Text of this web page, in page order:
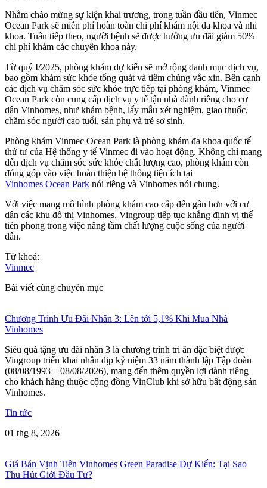
Nhằm chào mừng sự kiện khai trương, trong tuần đầu tiên, Vinmec
Ocean Park sẽ miễn phí hoàn toàn chi phí khám nội đa khoa và nhi
khoa. Tuần tiếp theo, người bệnh sẽ được hưởng ưu đãi giảm 50%
chi phí khám các chuyên khoa này.
Từ quý I/2025, phòng khám dự kiến sẽ mở rộng danh mục dịch vụ,
bao gồm khám sức khỏe tổng quát và tiêm chủng vắc xin. Bên cạnh
các dịch vụ chăm sóc sức khỏe trực tiếp tại phòng khám, Vinmec
Ocean Park còn cung cấp dịch vụ y tế tận nhà dành riêng cho cư
dân Vinhomes, như khám bệnh, lấy mẫu xét nghiệm, giao thuốc,
chăm sóc người cao tuổi, sản phụ và trẻ sơ sinh.
Phòng khám Vinmec Ocean Park là phòng khám đa khoa quốc tế
thứ tư của Hệ thống y tế Vinmec đi vào hoạt động. Không chỉ mang
đến dịch vụ chăm sóc sức khỏe chất lượng cao, phòng khám còn
đóng góp vào việc hoàn thiện hệ thống tiện ích tại
Vinhomes Ocean Park nói riêng và Vinhomes nói chung.
Với việc mang mô hình phòng khám cao cấp đến gần hơn với cư
dân các khu đô thị Vinhomes, Vingroup tiếp tục khẳng định vị thế
tiên phong trong việc nâng tầm chất lượng cuộc sống của người
dân.
Từ khoá:
Vinmec
Bài viết cùng chuyên mục
Chương Trình Ưu Đãi Nhân 3: Lên tới 5,1% Khi Mua Nhà
Vinhomes
Siêu quà tặng ưu đãi nhân 3 là chương trình tri ân đặc biệt được
Vingroup triển khai nhân dịp kỷ niệm 33 năm thành lập Tập đoàn
(08/08/1993 – 08/08/2026), mang đến thêm quyền lợi dành riêng
cho khách hàng thuộc cộng đồng VinClub khi sở hữu bất động sản
Vinhomes.
Tin tức
01 thg 8, 2026
Giá Bán Vịnh Tiên Vinhomes Green Paradise Dự Kiến: Tại Sao
Thu Hút Giới Đầu Tư?